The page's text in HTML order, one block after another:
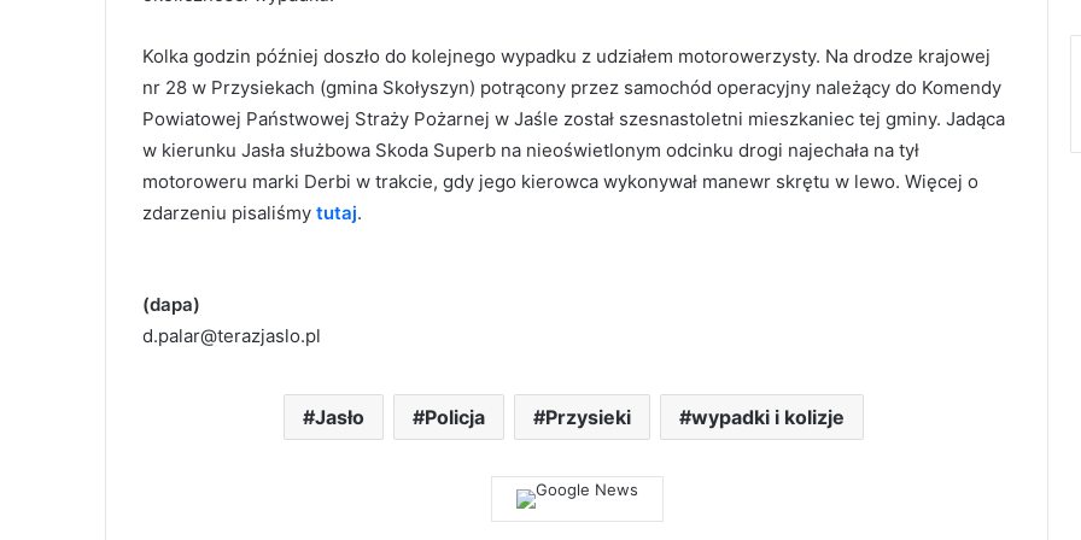
Kolka godzin później doszło do kolejnego wypadku z udziałem motorowerzysty. Na drodze krajowej
nr 28 w Przysiekach (gmina Skołyszyn) potrącony przez samochód operacyjny należący do Komendy
Powiatowej Państwowej Straży Pożarnej w Jaśle został szesnastoletni mieszkaniec tej gminy. Jadąca
w kierunku Jasła służbowa Skoda Superb na nieoświetlonym odcinku drogi najechała na tył
motoroweru marki Derbi w trakcie, gdy jego kierowca wykonywał manewr skrętu w lewo. Więcej o
zdarzeniu pisaliśmy tutaj.
(dapa)
d.palar@terazjaslo.pl
Jasło Policja Przysieki wypadki i kolizje